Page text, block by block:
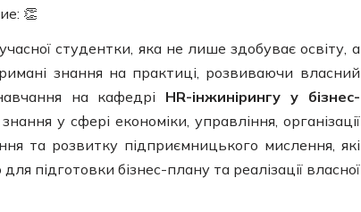
студентки, яка не лише здобуває освіту, а
знання на практиці, розвиваючи власний
на кафедрі HR-інжинірингу у бізнес-
у сфері економіки, управління, організації
та розвитку підприємницького мислення, які
підготовки бізнес-плану та реалізації власної